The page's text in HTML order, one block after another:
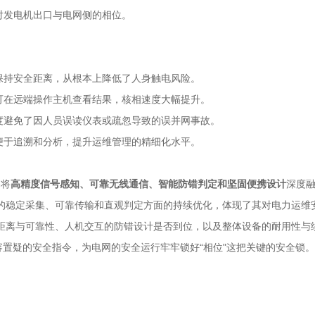
电机出口与电网侧的相位。
安全距离，从根本上降低了人身触电风险。
远端操作主机查看结果，核相速度大幅提升。
免了因人员误读仪表或疏忽导致的误并网事故。
追溯和分析，提升运维管理的精细化水平。
高精度信号感知、可靠无线通信、智能防错判定和坚固便携设计深度
定采集、可靠传输和直观判定方面的持续优化，体现了其对电力运
与可靠性、人机交互的防错设计是否到位，以及整体设备的耐用性
疑的安全指令，为电网的安全运行牢牢锁好“相位"这把关键的安全锁。